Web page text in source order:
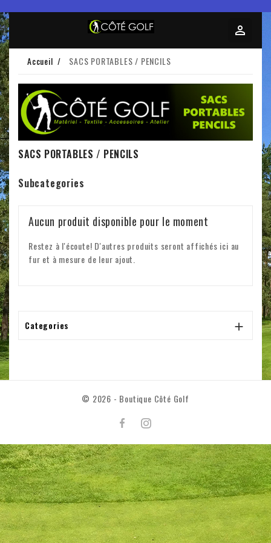
Accueil SACS PORTABLES / PENCILS
SACS PORTABLES / PENCILS
Subcategories
Aucun produit disponible pour le moment
Restez à l'écoute! D'autres produits seront affichés ici au
fur et à mesure de leur ajout.
Categories 
© 2026 - Boutique Côté Golf